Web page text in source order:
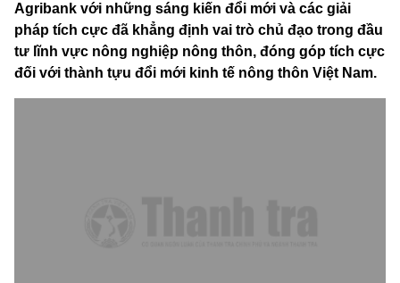
Agribank với những sáng kiến đổi mới và các giải
pháp tích cực đã khẳng định vai trò chủ đạo trong đầu
tư lĩnh vực nông nghiệp nông thôn, đóng góp tích cực
đối với thành tựu đổi mới kinh tế nông thôn Việt Nam.